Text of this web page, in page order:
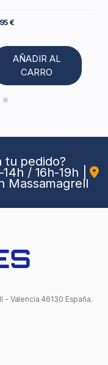
95 €
AÑADIR AL
CARRO
tu pedido?
/ 16h-19h
Massamagrell
- Valencia 46130 España.